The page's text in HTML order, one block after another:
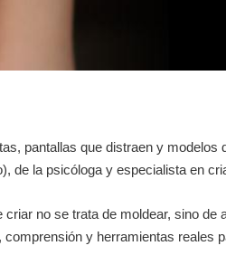
pantallas que distraen y modelos
de la psicóloga y especialista en
no se trata de moldear, sino de
y herramientas